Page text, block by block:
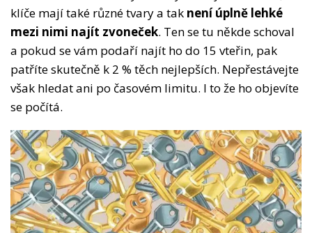
klíče mají také různé tvary a tak není úplně lehké
mezi nimi najít zvoneček. Ten se tu někde schoval
a pokud se vám podaří najít ho do 15 vteřin, pak
patříte skutečně k 2 % těch nejlepších. Nepřestávejte
však hledat ani po časovém limitu. I to že ho objevíte
se počítá.